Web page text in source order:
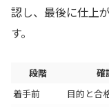
認し、最後に仕上
す。
段階 確
着手前
目的と合